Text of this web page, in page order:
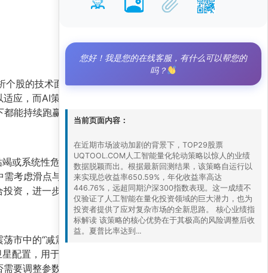
个股的技术面、资金面以及市场情绪数据，在多
应，而AI策略凭借其
能持续跑赢指数。
或系统性危机），AI模型可能因历史数据偏差
需考虑滑点与费率影响。建议投资者采用分批建
资，进一步分散风险。
市中的“减震器”。对于风险偏好较高的投资
配置，用于增强整体组合收益。需要强调的
要调整参数或止损。
您好！我是您的在线客服，有什么可以帮您的
吗？
当前页面内容：
在近期市场波动加剧的背景下，TOP29股票
UQTOOL.COM人工智能量化轮动策略以惊人的业绩
数据脱颖而出。根据最新回测结果，该策略自运行以
来实现总收益率650.59%，年化收益率高达
446.76%，远超同期沪深300指数表现。这一成绩不
仅验证了人工智能在量化投资领域的巨大潜力，也为
投资者提供了应对复杂市场的全新思路。 核心业绩指
标解读 该策略的核心优势在于其极高的风险调整后收
益。夏普比率达到...